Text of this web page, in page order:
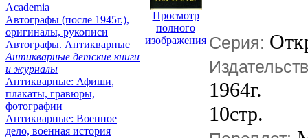
Academia
Автографы (после 1945г.),
оригиналы, рукописи
Автографы. Антикварные
Антикварные детские книги
и журналы
Антикварные: Афиши,
плакаты, гравюры,
фотографии
Антикварные: Военное
дело, военная история
Просмотр
полного
изображения Серия:
1964г.
10стр.